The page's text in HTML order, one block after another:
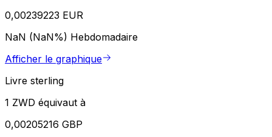
0,00239223 EUR
NaN (NaN%) Hebdomadaire
Afficher le graphique
Livre sterling
1 ZWD équivaut à
0,00205216 GBP